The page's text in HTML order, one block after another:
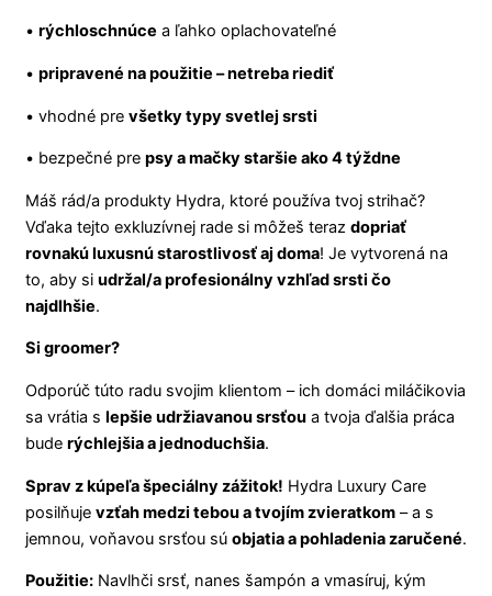
• rýchloschnúce a ľahko oplachovateľné
• pripravené na použitie – netreba riediť
• vhodné pre všetky typy svetlej srsti
• bezpečné pre psy a mačky staršie ako 4 týždne
Máš rád/a produkty Hydra, ktoré používa tvoj strihač?
Vďaka tejto exkluzívnej rade si môžeš teraz dopriať
rovnakú luxusnú starostlivosť aj doma! Je vytvorená na
to, aby si udržal/a profesionálny vzhľad srsti čo
najdlhšie.
Si groomer?
Odporúč túto radu svojim klientom – ich domáci miláčikovia
sa vrátia s lepšie udržiavanou srsťou a tvoja ďalšia práca
bude rýchlejšia a jednoduchšia.
Sprav z kúpeľa špeciálny zážitok! Hydra Luxury Care
posilňuje vzťah medzi tebou a tvojím zvieratkom – a s
jemnou, voňavou srsťou sú objatia a pohladenia zaručené.
Použitie: Navlhči srsť, nanes šampón a vmasíruj, kým